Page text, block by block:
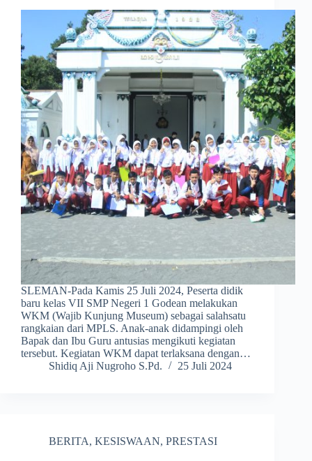
SLEMAN-Pada Kamis 25 Juli 2024, Peserta didik
baru kelas VII SMP Negeri 1 Godean melakukan
WKM (Wajib Kunjung Museum) sebagai salahsatu
rangkaian dari MPLS. Anak-anak didampingi oleh
Bapak dan Ibu Guru antusias mengikuti kegiatan
tersebut. Kegiatan WKM dapat terlaksana dengan…
Shidiq Aji Nugroho S.Pd.
25 Juli 2024
BERITA, KESISWAAN, PRESTASI